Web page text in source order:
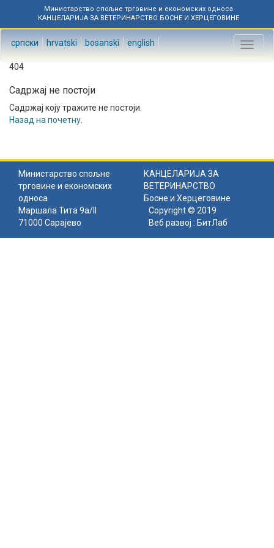
Министарство спољне трговине и економских односа
КАНЦЕЛАРИЈА ЗА ВЕТЕРИНАРСТВО БОСНЕ И ХЕРЦЕГОВИНЕ
српски hrvatski bosanski english
Toggle
404
Садржај не постоји
Садржај коју тражите не постоји.
Назад на почетну
Министарство спољне
трговине и економских
односа
КАНЦЕЛАРИЈА ЗА
ВЕТЕРИНАРСТВО
Босне и Херцеговине
Маршала Тита 9а/II
71000 Сарајево
Copyright © 2019
Веб развој : БитЛаб